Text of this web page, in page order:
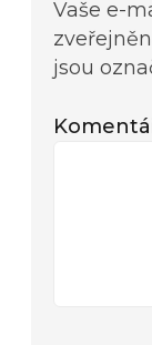
Vaše e-
jsou